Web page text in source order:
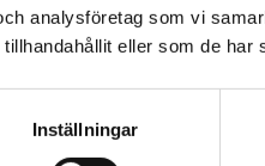
analysföretag som vi
eller som de
Inställningar